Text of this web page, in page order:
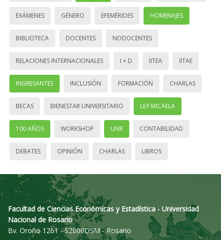
EXÁMENES GÉNERO EFEMÉRIDES HOMENAJES
BIBLIOTECA DOCENTES NODOCENTES
RELACIONES INTERNACIONALES I + D IITEA IITAE
INGRESANTES INCLUSIÓN FORMACIÓN CHARLAS
BECAS BIENESTAR UNIVERSITARIO LEY MICAELA
100 AÑOS WORKSHOP UNR CONTABILIDAD
DEBATES OPINIÓN CHARLAS LIBROS
Facultad de Ciencias Económicas y Estadística - Universidad
Nacional de Rosario
Bv. Oroño 1261 - S2000DSM - Rosario